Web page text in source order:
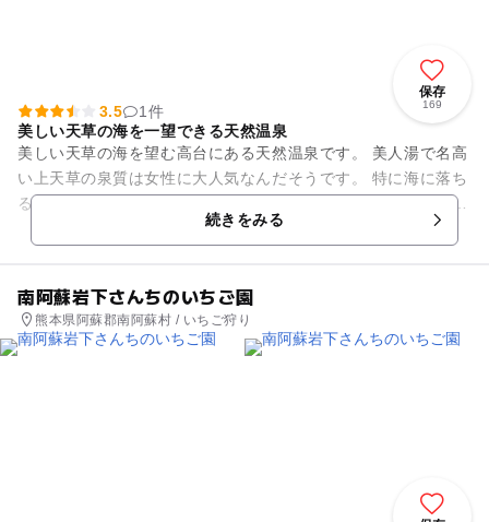
保存
169
3.5
1件
美しい天草の海を一望できる天然温泉
美しい天草の海を望む高台にある天然温泉です。 美人湯で名高
い上天草の泉質は女性に大人気なんだそうです。 特に海に落ち
る夕日を見ながらの温泉は贅沢そのものですよ！ 海の力により
続きをみる
南阿蘇岩下さんちのいちご園
熊本県阿蘇郡南阿蘇村 / いちご狩り